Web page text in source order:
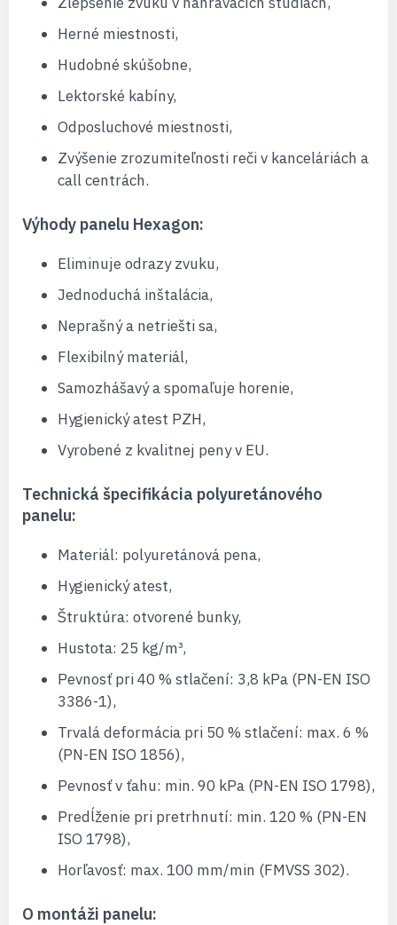
Herné miestnosti,
Hudobné skúšobne,
Lektorské kabíny,
Odposluchové miestnosti,
Zvýšenie zrozumiteľnosti reči v kanceláriách a
call centrách.
Výhody panelu Hexagon:
Eliminuje odrazy zvuku,
Jednoduchá inštalácia,
Neprašný a netriešti sa,
Flexibilný materiál,
Samozhášavý a spomaľuje horenie,
Hygienický atest PZH,
Vyrobené z kvalitnej peny v EU.
Technická špecifikácia polyuretánového
panelu:
Materiál: polyuretánová pena,
Hygienický atest,
Štruktúra: otvorené bunky,
Hustota: 25 kg/m³,
Pevnosť pri 40 % stlačení: 3,8 kPa (PN-EN ISO
3386-1),
Trvalá deformácia pri 50 % stlačení: max. 6 %
(PN-EN ISO 1856),
Pevnosť v ťahu: min. 90 kPa (PN-EN ISO 1798),
Predĺženie pri pretrhnutí: min. 120 % (PN-EN
ISO 1798),
Horľavosť: max. 100 mm/min (FMVSS 302).
O montáži panelu: